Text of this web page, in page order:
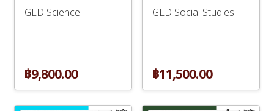
GED Science
฿9,800.00
GED Social Studies
฿11,500.00